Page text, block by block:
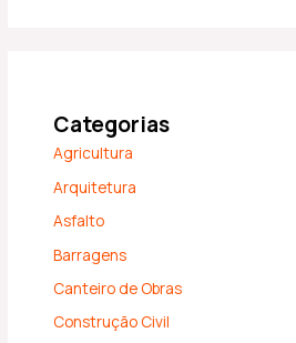
Categorias
Agricultura
Arquitetura
Asfalto
Barragens
Canteiro de Obras
Construção Civil